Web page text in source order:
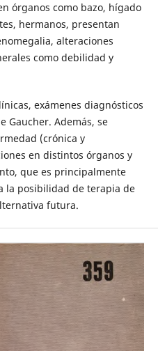
órganos como bazo, hígado
hermanos, presentan
alteraciones
como debilidad y
exámenes diagnósticos
Gaucher. Además, se
(crónica y
en distintos órganos y
que es principalmente
la posibilidad de terapia de
futura.